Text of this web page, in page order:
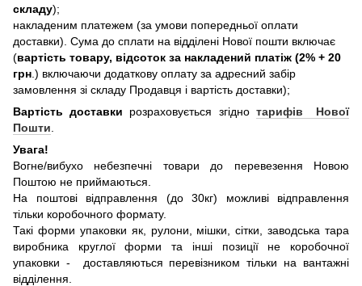
складу);
накладеним платежем (за умови попередньої оплати
доставки). Сума до сплати на відділені Нової пошти включає
(вартість товару, відсоток за накладений платіж (2% + 20
грн .) включаючи додаткову оплату за адресний забір
замовлення зі складу Продавця і вартість доставки);
Вартість доставки розраховується згідно тарифів Нової
Пошти
Увага!
Вогне/вибухо небезпечні товари до перевезення Новою
Поштою не приймаються.
На поштові відправлення (до 30кг) можливі відправлення
тільки коробочного формату.
Такі форми упаковки як, рулони, мішки, сітки, заводська тара
виробника круглої форми та інші позиції не коробочної
упаковки - доставляються перевізником тільки на вантажні
відділення.